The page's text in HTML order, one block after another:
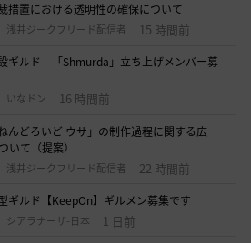
措置における透明性の確保について
浅井ジークフリード配信者 15 時間前
ギルド 「Shmurda」立ち上げメンバー募
いなドン 16 時間前
ねんどろいど ウサ」の制作過程に関する広
いて（提案）
浅井ジークフリード配信者 22 時間前
ギルド【KeepOn】ギルメン募集です
シアラナーザ-日本 1 日前